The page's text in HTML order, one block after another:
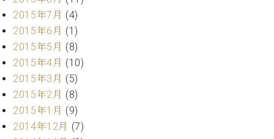
楽の小道）
2015年7月 (4)
2015年6月 (1)
2015年5月 (8)
2015年4月 (10)
2015年3月 (5)
2015年2月 (8)
2015年1月 (9)
2014年12月 (7)